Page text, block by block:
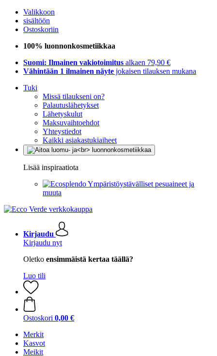
Valikkoon
sisältöön
Ostoskoriin
100% luonnonkosmetiikkaa
Suomi: Ilmainen vakiotoimitus alkaen 79,90 €
Vähintään 1 ilmainen näyte jokaisen tilauksen mukana
Tuki
Missä tilaukseni on?
Palautuslähetykset
Lähetyskulut
Maksuvaihtoehdot
Yhteystiedot
Kaikki asiakastukiaiheet
Lisää inspiraatiota
Ympäristöystävälliset pesuaineet ja
muuta
Kirjaudu
Kirjaudu nyt
Oletko ensimmäistä kertaa täällä?
Luo tili
Ostoskori 0,00 €
Merkit
Kasvot
Meikit